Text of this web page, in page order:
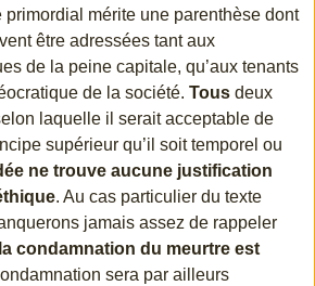
primordial mérite une parenthèse dont
être adressées tant aux
de la peine capitale, qu’aux tenants
de la société. Tousdeux
laquelle il serait acceptable de
supérieur qu’il soit temporel ou
ne trouve aucune justification
. Au cas particulier du texte
jamais assez de rappeler
la condamnation du meurtre est
sera par ailleurs